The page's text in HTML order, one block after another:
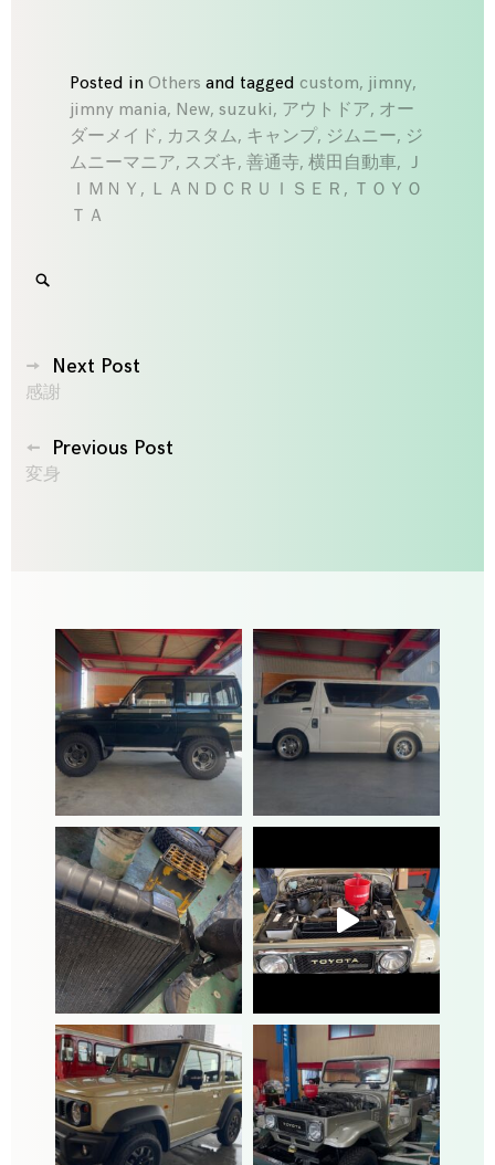
Posted inOthers and tagged custom, jimny,
jimny mania, New,suzuki, アウトドア, オー
ダーメイド, カスタム, キャンプ, ジムニー, ジ
ムニーマニア, スズキ,善通寺,横田自動車, Ｊ
ＩＭＮＹ , ＬＡＮＤＣＲＵＩＳＥＲ , ＴＯＹＯ
ＴＡ
Search
投
稿
ナ
ビ
ョ
ン
Next Post
感謝
Previous Post
変身